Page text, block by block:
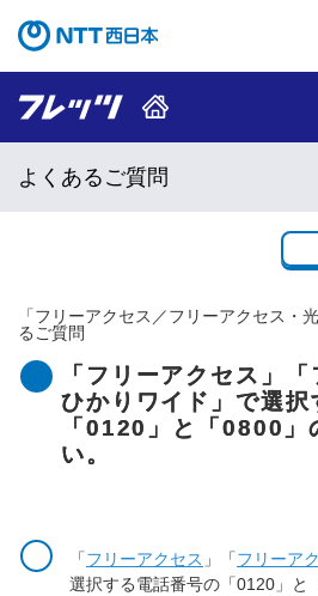
コンテンツのリンクナビ
よくあるご質問
「フリーアクセス／フリーアクセス・
るご質問
「フリーアクセス」
ひかりワイド」で選択
「0120」と「0800」
い。
「フリーアクセス 」「フリーア
選択する電話番号の「0120」と